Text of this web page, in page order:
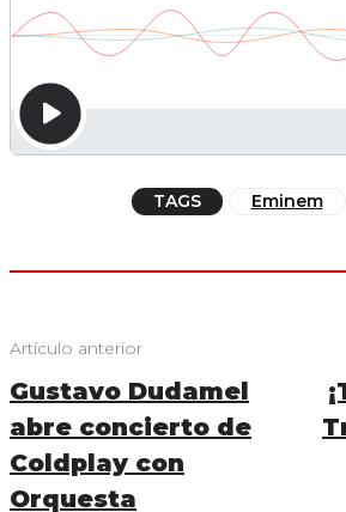
TAGS Eminem
Artículo anterior
Gustavo Dudamel
abre concierto de
Coldplay con
Orquesta